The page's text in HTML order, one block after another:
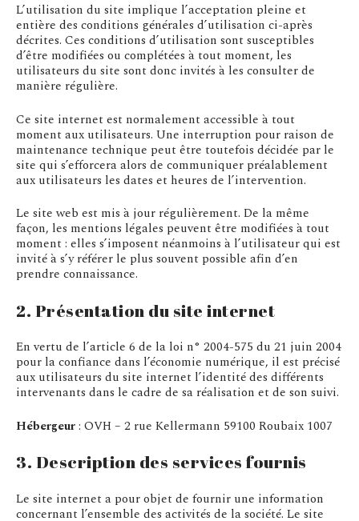
L’utilisation du site implique l’acceptation pleine et
entière des conditions générales d’utilisation ci-après
décrites. Ces conditions d’utilisation sont susceptibles
d’être modifiées ou complétées à tout moment, les
utilisateurs du site sont donc invités à les consulter de
manière régulière.
Ce site internet est normalement accessible à tout
moment aux utilisateurs. Une interruption pour raison de
maintenance technique peut être toutefois décidée par le
site qui s’efforcera alors de communiquer préalablement
aux utilisateurs les dates et heures de l’intervention.
Le site web est mis à jour régulièrement. De la même
façon, les mentions légales peuvent être modifiées à tout
moment : elles s’imposent néanmoins à l’utilisateur qui est
invité à s’y référer le plus souvent possible afin d’en
prendre connaissance.
2. Présentation du site internet
En vertu de l’article 6 de la loi n° 2004-575 du 21 juin 2004
pour la confiance dans l’économie numérique, il est précisé
aux utilisateurs du site internet l’identité des différents
intervenants dans le cadre de sa réalisation et de son suivi.
Hébergeur: OVH – 2 rue Kellermann 59100 Roubaix 1007
3. Description des services fournis
Le site internet a pour objet de fournir une information
concernant l’ensemble des activités de la société. Le site